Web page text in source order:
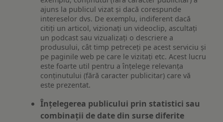
ajuns la publicul vizat și dacă corespunde
intereselor dvs. De exemplu, indiferent dacă
citiți un articol, vizionați un videoclip, ascultați
un podcast sau vizualizați o descriere a
produsului, cât timp petreceți pe acest serviciu și
pe paginile web pe care le vizitați etc. Acest lucru
este foarte util pentru a înțelege relevanța
conținutului (fără caracter publicitar) care vă
este prezentat.
Înțelegerea publicului prin statistici sau
combinații de date din surse diferite